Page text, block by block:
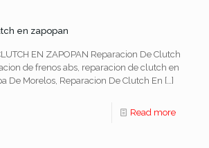
en zapopan
EN ZAPOPAN Reparacion De Clutch
de frenos abs, reparacion de clutch en
De Morelos, Reparacion De Clutch En […]
Read more